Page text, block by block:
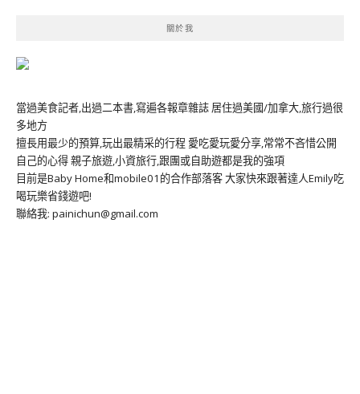
關於我
當過美食記者,出過二本書,寫遍各報章雜誌 居住過美國/加拿大,旅行過很
多地方
擅長用最少的預算,玩出最精采的行程 愛吃愛玩愛分享,常常不吝惜公開
自己的心得 親子旅遊,小資旅行,跟團或自助遊都是我的強項
目前是Baby Home和mobile01的合作部落客 大家快來跟著達人Emily吃
喝玩樂省錢遊吧!
聯絡我: painichun@gmail.com